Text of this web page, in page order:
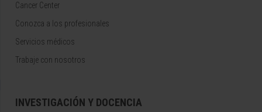
Cancer Center
Conozca a los profesionales
Servicios médicos
Trabaje con nosotros
INVESTIGACIÓN Y DOCENCIA